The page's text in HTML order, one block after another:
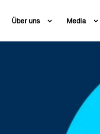
Über uns Media